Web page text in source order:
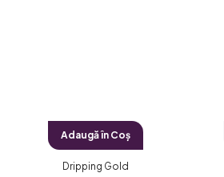
Dripping Gold
Adaugă în Coş